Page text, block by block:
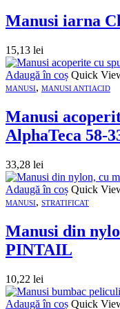
Manusi iarna
15,13 lei
Adaugă în coș Quick
MANUSI, MANUSI ANTIACID
Manusi
AlphaTeca 58-
33,28 lei
Adaugă în coș Quick
MANUSI, STRATIFICAT
Manusi din
PINTAIL
10,22 lei
Adaugă în coș Quick